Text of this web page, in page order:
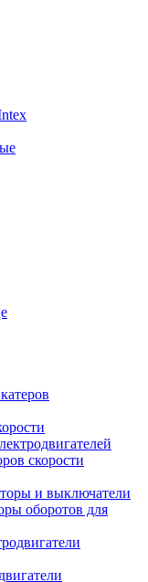
скорости
и выключатели
оборотов для